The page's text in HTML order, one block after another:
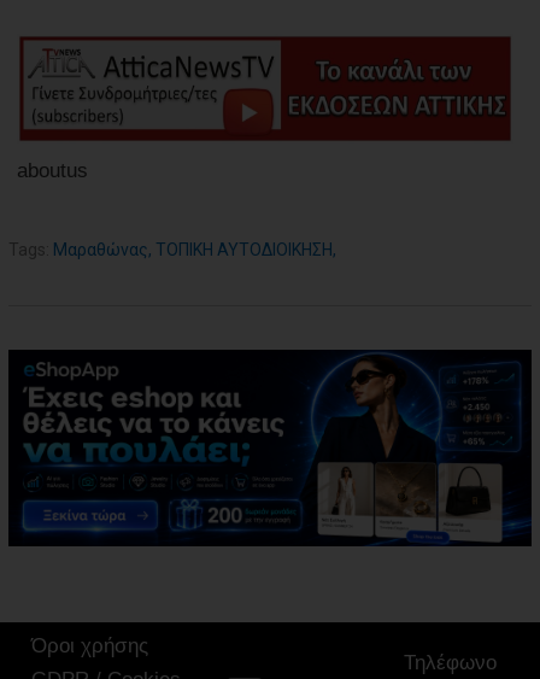
aboutus
Tags: Μαραθώνας, ΤΟΠΙΚΗ ΑΥΤΟΔΙΟΙΚΗΣΗ,
Όροι χρήσης
Τηλέφωνο